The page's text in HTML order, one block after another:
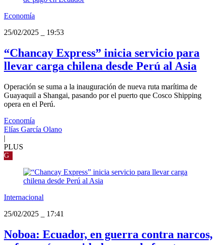
Economía
25/02/2025
19:53
“Chancay Express” inicia servicio para
llevar carga chilena desde Perú al Asia
Operación se suma a la inauguración de nueva ruta marítima de
Guayaquil a Shangai, pasando por el puerto que Cosco Shipping
opera en el Perú.
Economía
Elías García Olano
|
PLUS
G
Internacional
25/02/2025
17:41
Noboa: Ecuador, en guerra contra narcos,